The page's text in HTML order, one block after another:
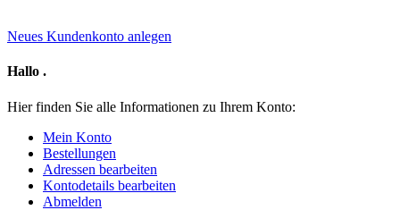
Neues Kundenkonto anlegen
Hallo .
Hier finden Sie alle Informationen zu Ihrem Konto:
Mein Konto
Bestellungen
Adressen bearbeiten
Kontodetails bearbeiten
Abmelden